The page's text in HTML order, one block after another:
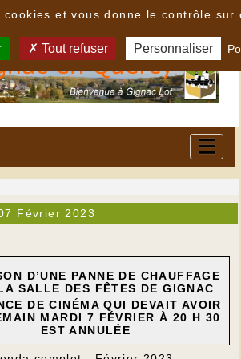
Février 2023
D’UNE PANNE DE CHAUFFAGE
SALLE DES FÊTES DE GIGNAC
DE CINÉMA QUI DEVAIT AVOIR
MARDI 7 FÉVRIER À 20 H 30
EST ANNULÉE
et vous donne le contrôle sur
Tout refuser Personnaliser